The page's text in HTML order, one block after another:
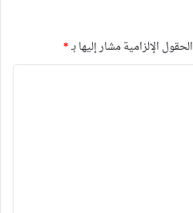
الحقول الإلزامية مشار إليها بـ*